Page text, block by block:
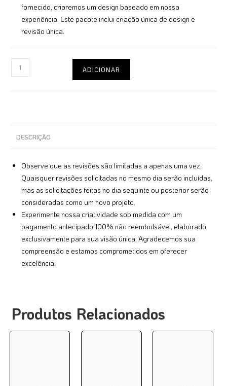
fornecido, criaremos um design baseado em nossa
experiência. Este pacote inclui criação única de design e
revisão única.
ADICIONAR
DESCRIÇÃO
Observe que as revisões são limitadas a apenas uma vez.
Quaisquer revisões solicitadas no mesmo dia serão incluídas,
mas as solicitações feitas no dia seguinte ou posterior serão
consideradas como um novo projeto.
Experimente nossa criatividade sob medida com um
pagamento antecipado 100% não reembolsável, elaborado
exclusivamente para sua visão única. Agradecemos sua
compreensão e estamos comprometidos em oferecer
excelência.
Produtos Relacionados